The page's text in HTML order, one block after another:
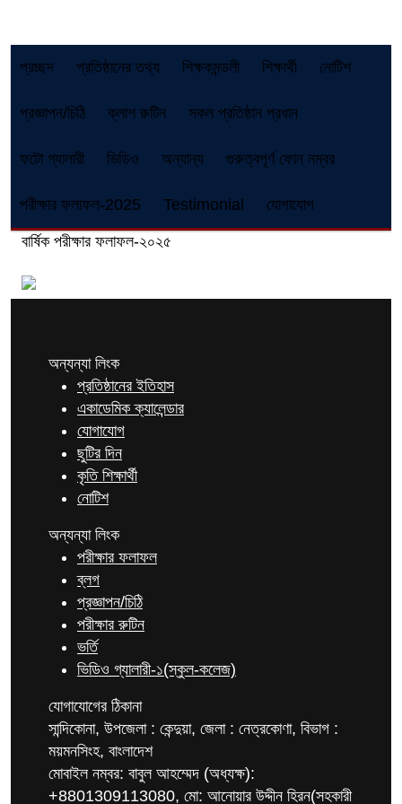
প্রচ্ছদ প্রতিষ্ঠানের তথ্য শিক্ষকমন্ডলী শিক্ষার্থী নোটিশ
প্রজ্ঞাপন/চিঠি ক্লাশ রুটিন সকল প্রতিষ্ঠান প্রধান
ফটো গ্যালারী ভিডিও অন্যান্য গুরুত্বপূর্ণ ফোন নম্বর
পরীক্ষার ফলাফল-2025 Testimonial যোগাযোগ
বার্ষিক পরীক্ষার ফলাফল-২০২৫
অন্যন্যা লিংক
প্রতিষ্ঠানের ইতিহাস
একাডেমিক ক্যালেন্ডার
যোগাযোগ
ছুটির দিন
কৃতি শিক্ষার্থী
নোটিশ
অন্যন্যা লিংক
পরীক্ষার ফলাফল
ব্লগ
প্রজ্ঞাপন/চিঠি
পরীক্ষার রুটিন
ভর্তি
ভিডিও গ্যালারী-১(স্কুল-কলেজ)
যোগাযোগের ঠিকানা
সান্দিকোনা, উপজেলা : কেন্দুয়া, জেলা : নেত্রকোণা, বিভাগ :
ময়মনসিংহ, বাংলাদেশ
মোবাইল নম্বর: বাবুল আহম্মেদ (অধ্যক্ষ):
+8801309113080, মো: আনোয়ার উদ্দীন হিরন(সহকারী